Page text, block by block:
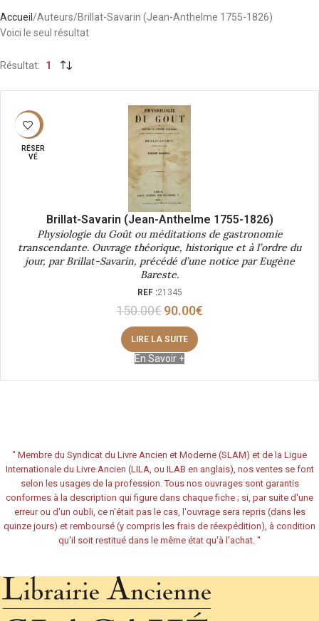
Accueil Auteurs Brillat-Savarin (Jean-Anthelme 1755-1826)
Voici le seul résultat
Résultat 1
-40%
RÉSER
VÉ
Brillat-Savarin (Jean-Anthelme 1755-1826)
Physiologie du Goût ou méditations de gastronomie
transcendante. Ouvrage théorique, historique et à l’ordre du
jour, par Brillat-Savarin, précédé d’une notice par Eugène
Bareste.
REF :21345
150.00€90.00€
LIRE LA SUITE
En Savoir +
" Membre du Syndicat du Livre Ancien et Moderne (SLAM) et de la Ligue
Internationale du Livre Ancien (LILA, ou ILAB en anglais), nos ventes se font
selon les usages de la profession. Tous nos ouvrages sont garantis
conformes à la description qui figure dans chaque fiche ; si, par suite d'une
erreur ou d'un oubli, ce n'était pas le cas, l'ouvrage sera repris (dans les
quinze jours) et remboursé (y compris les frais de réexpédition), à condition
qu'il soit restitué dans le même état qu'à l'achat. "